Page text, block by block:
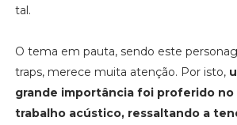
tal.
O tema em pauta, sendo este
traps, merece muita atenção. Por isto,
grande importância foi proferido
trabalho acústico, ressaltando a